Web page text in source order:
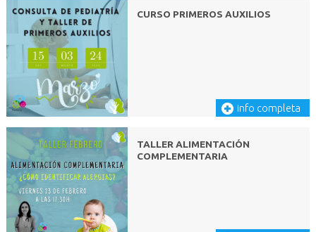
CURSO PRIMEROS AUXILIOS
info completa
TALLER ALIMENTACIÓN
COMPLEMENTARIA